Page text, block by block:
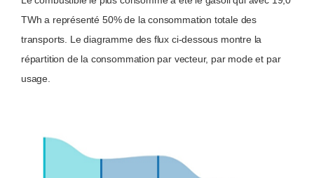
TWh a représenté 50% de la consommation totale des
transports. Le diagramme des flux ci-dessous montre la
répartition de la consommation par vecteur, par mode et par
usage.